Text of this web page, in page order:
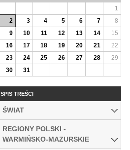
1
2
3 4 5 6 7
8
9
10 11 12 13 14
15
16
17 18 19 20 21
22
23
24 25 26 27 28
29
30
31
SPIS TREŚCI
ŚWIAT
REGIONY POLSKI -
WARMIŃSKO-MAZURSKIE